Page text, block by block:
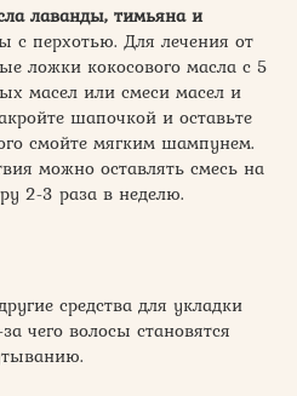
лаванды, тимьяна и
с перхотью. Для лечения от
ложки кокосового масла с 5
масел или смеси масел и
шапочкой и оставьте
смойте мягким шампунем.
можно оставлять смесь на
2-3 раза в неделю.
средства для укладки
чего волосы становятся